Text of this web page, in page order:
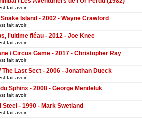
fait avoir
Island - 2002 - Wayne Crawford
fait avoir
l'ultime fléau - 2012 - Joe Knee
fait avoir
/ Circus Game - 2017 - Christopher Ray
fait avoir
The Last Sect - 2006 - Jonathan Dueck
fait avoir
Sphinx - 2008 - George Mendeluk
fait avoir
Steel - 1990 - Mark Swetland
fait avoir